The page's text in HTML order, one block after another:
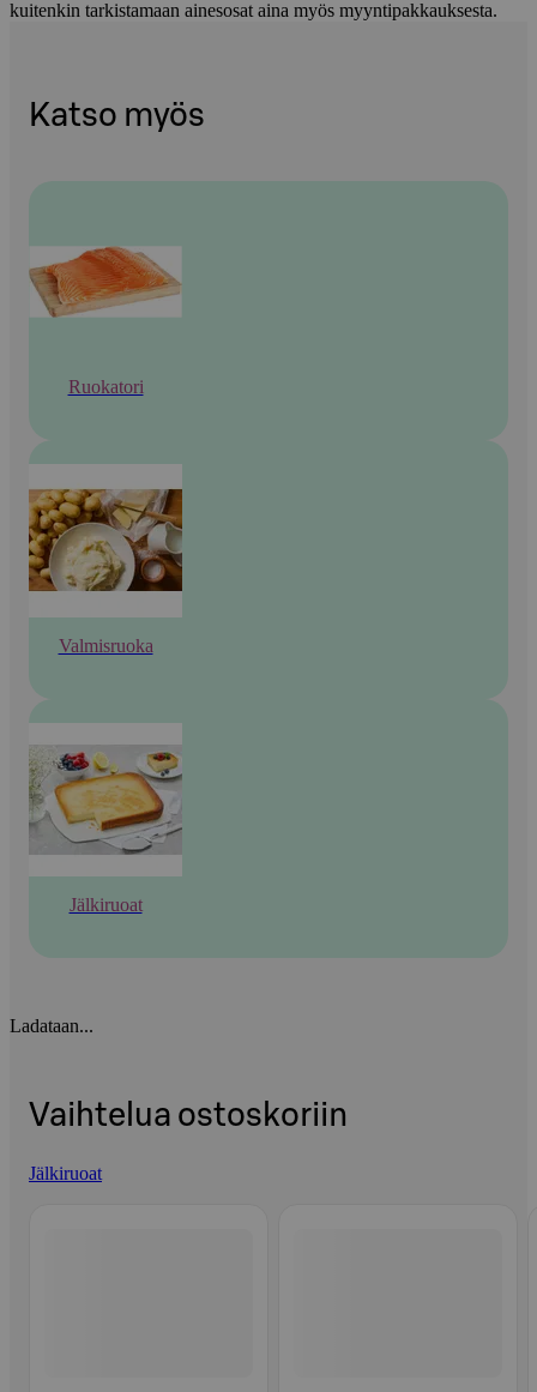
kuitenkin tarkistamaan ainesosat aina myös myyntipakkauksesta.
Katso myös
Ruokatori
Valmisruoka
Jälkiruoat
Ladataan...
Vaihtelua ostoskoriin
Jälkiruoat